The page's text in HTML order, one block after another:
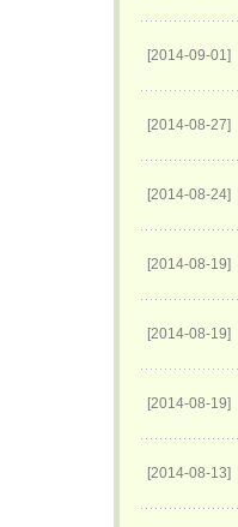
[2014-09-01]
[2014-08-27]
[2014-08-24]
[2014-08-19]
[2014-08-19]
[2014-08-19]
[2014-08-13]